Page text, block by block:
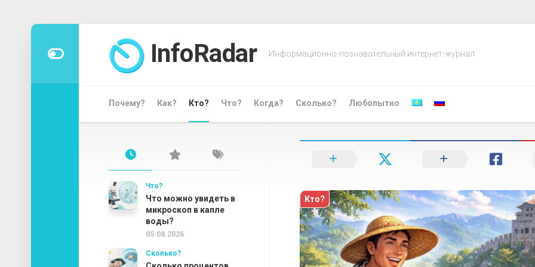
Перейти
содержанию
InfoRadar Информационно-познавательный интернет-журнал
Почему? Как? Кто? Что? Когда? Сколько? Любопытно
Кто?
Что?
Что можно увидеть в
микроскоп в капле
воды?
05.08.2026
Сколько?